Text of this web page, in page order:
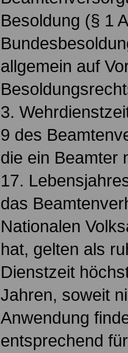
Besoldung (§ 1
allgemein auf
3.
9 des
die ein Beamter
17.
das
Nationalen
hat, gelten als
Dienstzeit
Jahren, soweit
Anwendung
entsprechend